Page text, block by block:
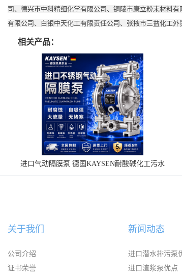
司、德兴市中科精细化学有限公司、铜陵市康立粉末材料
有限公司、白银中天化工有限责任公司、张掖市三益化工
相关产品：
进口气动隔膜泵 德国KAYSEN耐酸碱化工污水
关于我们
公司介绍
证书荣誉
新闻动态
进口潜水排污泵
进口渣浆泵优点